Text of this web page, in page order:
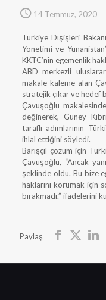
14 Temmuz, 2020
Türkiye Dışişleri
Yönetimi ve
KKTC’nin egemenlik
ABD merkezli
makale kaleme alan
stratejik çıkar ve
Çavuşoğlu
değinerek, Güney
taraflı adımlarının
ihlal ettiğini söyledi.
Barışçıl çözüm için
Çavuşoğlu, “Ancak
şeklinde oldu. Bu bize
haklarını korumak için
bırakmadı.” ifadelerini
Paylaş